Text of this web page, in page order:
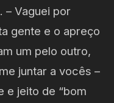
– Vaguei por
gente e o apreço
um pelo outro,
juntar a vocês –
e jeito de “bom